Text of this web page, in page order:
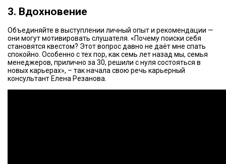
3. Вдохновение
Объединяйте в выступлении личный опыт и рекомендации —
они могут мотивировать слушателя. «Почему поиски себя
становятся квестом? Этот вопрос давно не даёт мне спать
спокойно. Особенно с тех пор, как семь лет назад мы, семья
менеджеров, прилично за 30, решили с нуля состояться в
новых карьерах», – так начала свою речь карьерный
консультант Елена Резанова.